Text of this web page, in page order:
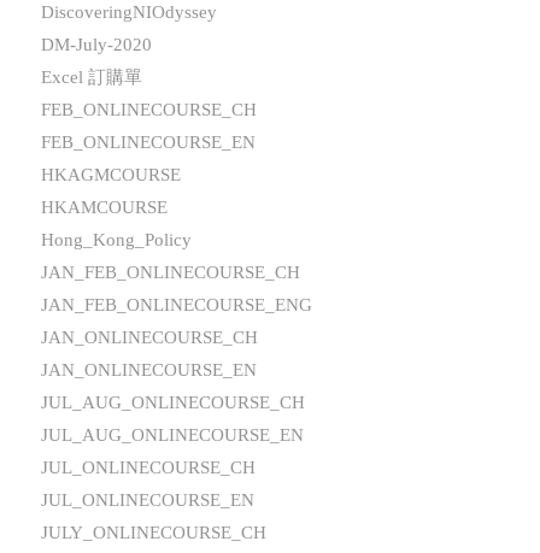
DiscoveringNIOdyssey
DM-July-2020
Excel 訂購單
FEB_ONLINECOURSE_CH
FEB_ONLINECOURSE_EN
HKAGMCOURSE
HKAMCOURSE
Hong_Kong_Policy
JAN_FEB_ONLINECOURSE_CH
JAN_FEB_ONLINECOURSE_ENG
JAN_ONLINECOURSE_CH
JAN_ONLINECOURSE_EN
JUL_AUG_ONLINECOURSE_CH
JUL_AUG_ONLINECOURSE_EN
JUL_ONLINECOURSE_CH
JUL_ONLINECOURSE_EN
JULY_ONLINECOURSE_CH